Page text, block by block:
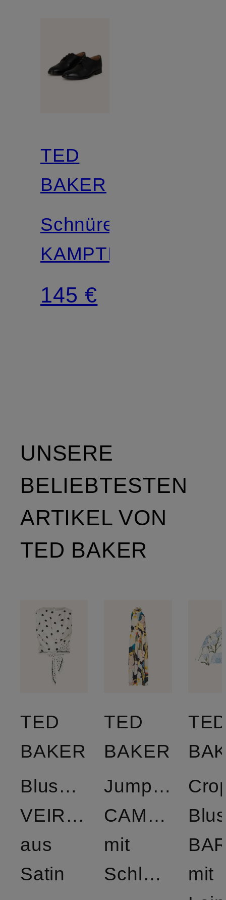
TED
BAKER
Schnürer
KAMPTEN
145 €
UNSERE
BELIEBTESTEN
ARTIKEL VON
TED BAKER
TED
BAKER
Blusentop
VEIRAA
aus
Satin
TED
BAKER
Jumpsuit
CAMEA
mit
Schluppe
mit